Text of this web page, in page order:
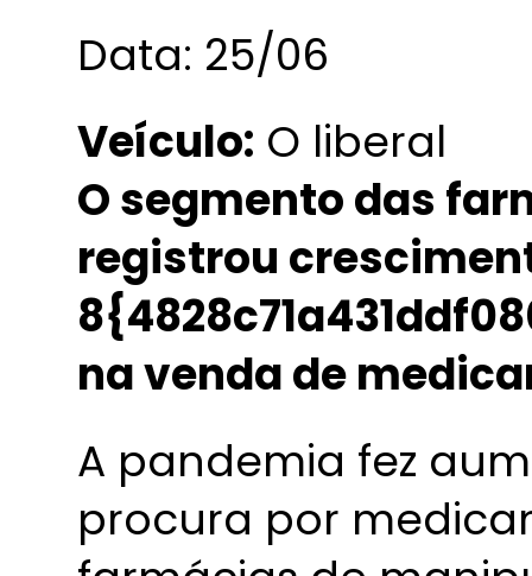
Data: 25/06
Veículo: O liberal
O segmento das
registrou
na venda de
A pandemia fez
procura por